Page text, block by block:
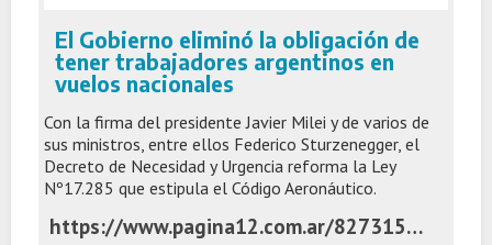
El Gobierno eliminó la obligación de
tener trabajadores argentinos en
vuelos nacionales
Con la firma del presidente Javier Milei y de varios de
sus ministros, entre ellos Federico Sturzenegger, el
Decreto de Necesidad y Urgencia reforma la Ley
Nº17.285 que estipula el Código Aeronáutico.
https://www.pagina12.com.ar/827315-el-gobierno-elimino-la-obligacion-de-tener-trabajadores-arge